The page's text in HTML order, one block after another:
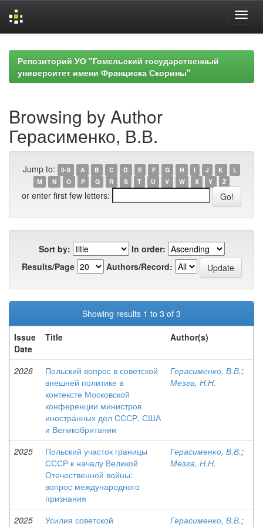
navigationРепозиторий УО "Гомельский государственный
университет имени Франциска Скорины"
Browsing by Author
Герасименко, В.В.
Jump to: 0-9 A B C D E F G H I J K
L
M
N O P Q R S T U V W X Y Z
or enter first few letters:
Sort by:
In order:
Results/Page
Authors/Record:
Showing results 1 to 3 of 3
Issue
Date
Title Author(s)
2026
Польский вопрос в советской
внешней политике в
контексте Московской
конференции министров
иностранных дел СССР, США
и Великобритании
Герасименко, В.В.;
Мезга, Н.Н.
2025
Польский участок границы
СССР к началу Великой
Отечественной войны:
вопрос международного
признания
Герасименко, В.В.;
Мезга, Н.Н.
2025
Усилия советской
Герасименко, В.В.;